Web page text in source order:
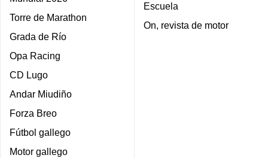
Torre de Marathon
Grada de Río
Opa Racing
CD Lugo
Andar Miudiño
Forza Breo
Fútbol gallego
Motor gallego
Escuela
On, revista de motor